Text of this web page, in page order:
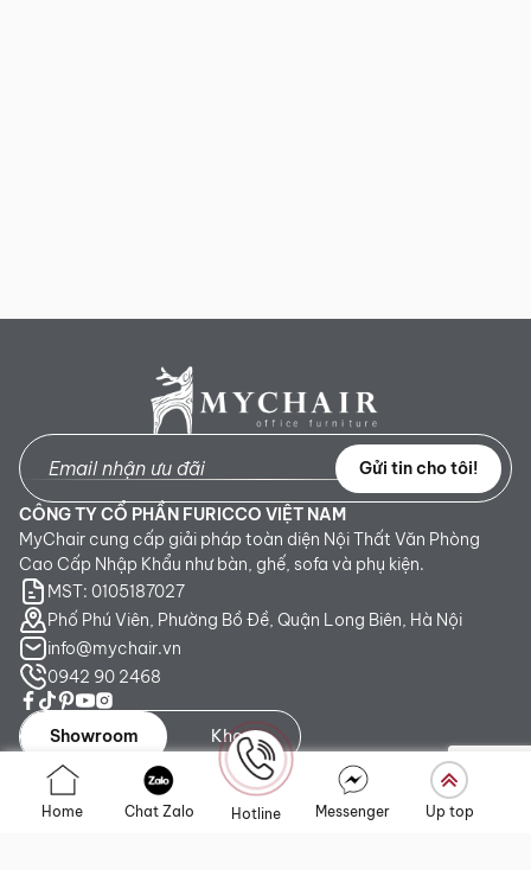
Gửi tin cho tôi!
CÔNG TY CỔ PHẦN FURICCO VIỆT NAM
MyChair cung cấp giải pháp toàn diện Nội Thất Văn Phòng
Cao Cấp Nhập Khẩu như bàn, ghế, sofa và phụ kiện.
MST: 0105187027
Phố Phú Viên, Phường Bồ Đề, Quận Long Biên, Hà Nội
info@mychair.vn
0942 90 2468
Showroom Kho
Showroom TP. HCM:
Số 345 - 347 Trần Phú, phường An
Home Chat Zalo Hotline Messenger Up top